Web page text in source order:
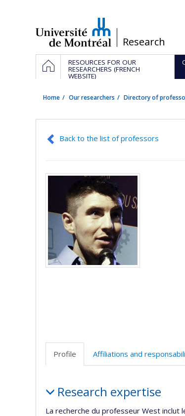
/Research
Navigation
principale
HOMERESOURCES FOR OUR
RESEARCHERS (FRENCH
WEBSITE)
Home Our researchers Directory of
Back to the list of professors
Profile
Affiliations and
Research expertise
La recherche du professeur West inclut